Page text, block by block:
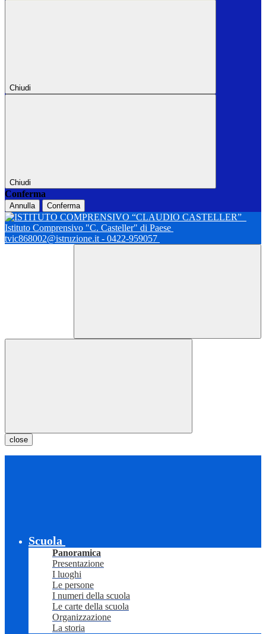
Chiudi
Chiudi
Conferma
Annulla Conferma
Istituto Comprensivo "C. Casteller" di Paese
tvic868002@istruzione.it - 0422-959057
close
Scuola
Panoramica
Presentazione
I luoghi
Le persone
I numeri della scuola
Le carte della scuola
Organizzazione
La storia